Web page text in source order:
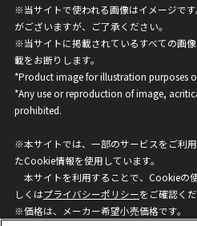
※当サイトで使われる画像はイメージで
がございますが、ご了承ください。
※当サイトに掲載されているすべての画
載をお断りします。
*Product image for illustration purposes
*Any use or reproduction of image,
prohibited.
※本サイトでは、一部のサービスをご利
たCookie情報を使用しています。
本サイトを利用することで、Cookieの
しくはプライバシーポリシーをご確認くだ
※価格は、メーカー希望小売価格です。